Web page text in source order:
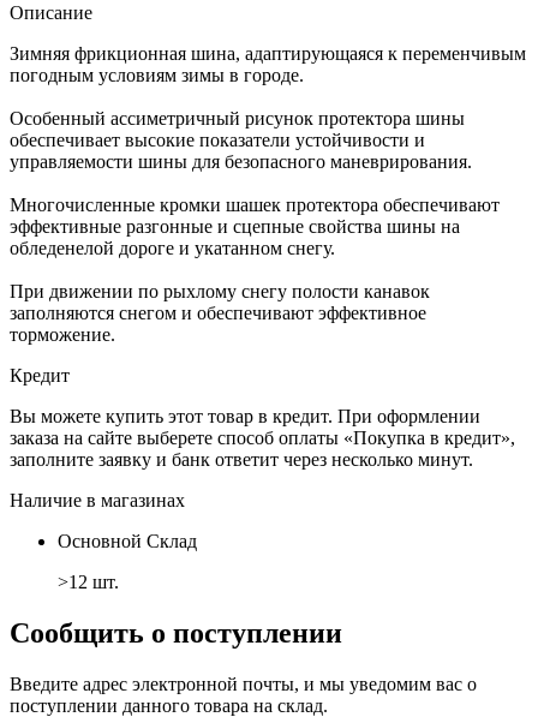
Описание
Зимняя фрикционная шина, адаптирующаяся к переменчивым
погодным условиям зимы в городе.
Особенный ассиметричный рисунок протектора шины
обеспечивает высокие показатели устойчивости и
управляемости шины для безопасного маневрирования.
Многочисленные кромки шашек протектора обеспечивают
эффективные разгонные и сцепные свойства шины на
обледенелой дороге и укатанном снегу.
При движении по рыхлому снегу полости канавок
заполняются снегом и обеспечивают эффективное
торможение.
Кредит
Вы можете купить этот товар в кредит. При оформлении
заказа на сайте выберете способ оплаты «Покупка в кредит»,
заполните заявку и банк ответит через несколько минут.
Наличие в магазинах
Основной Склад
>12 шт.
Сообщить о поступлении
Введите адрес электронной почты, и мы уведомим вас о
поступлении данного товара на склад.